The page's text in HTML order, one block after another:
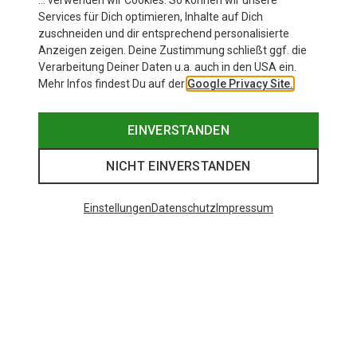
Services für Dich optimieren, Inhalte auf Dich
zuschneiden und dir entsprechend personalisierte
Anzeigen zeigen. Deine Zustimmung schließt ggf. die
Verarbeitung Deiner Daten u.a. auch in den USA ein.
Mehr Infos findest Du auf der Google Privacy Site.
EINVERSTANDEN
NICHT EINVERSTANDEN
EinstellungenDatenschutz Impressum